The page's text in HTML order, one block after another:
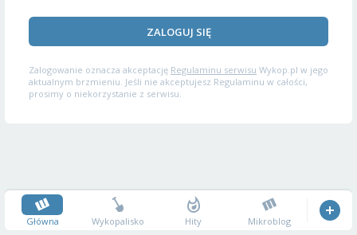
ZALOGUJ SIĘ
Zalogowanie oznacza akceptację Regulaminu serwisu Wykop.pl w jego
aktualnym brzmieniu. Jeśli nie akceptujesz Regulaminu w całości,
prosimy o niekorzystanie z serwisu.
Główna Wykopalisko Hity Mikroblog